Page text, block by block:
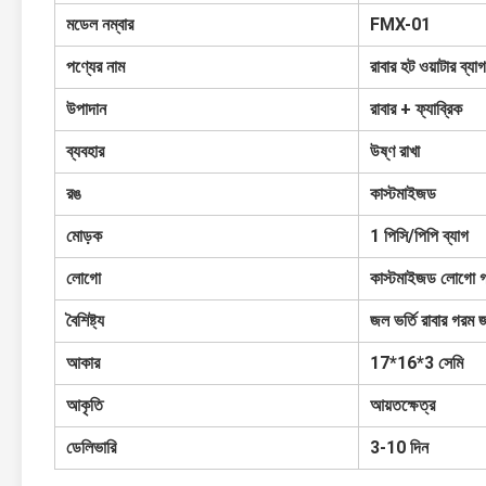
মডেল নম্বার FMX-01
পণ্যের নাম রাবার হট ওয়াটার ব্যাগ
উপাদান রাবার + ফ্যাব্রিক
ব্যবহার উষ্ণ রাখা
রঙ কাস্টমাইজড
মোড়ক 1 পিসি/পিপি ব্যাগ
লোগো কাস্টমাইজড লোগো
বৈশিষ্ট্য জল ভর্তি রাবার গরম
আকার 17*16*3 সেমি
আকৃতি আয়তক্ষেত্র
ডেলিভারি 3-10 দিন